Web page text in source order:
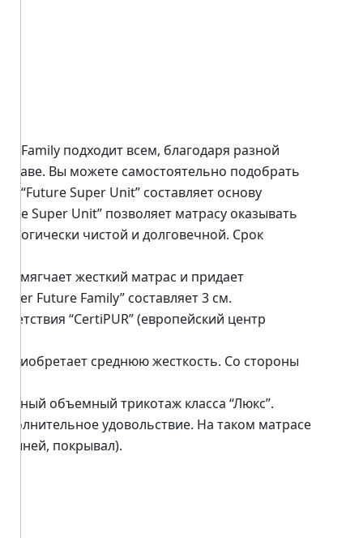
Family подходит всем, благодаря разной
Вы можете самостоятельно подобрать
“Future Super Unit” составляет основу
Super Unit” позволяет матрасу оказывать
чистой и долговечной. Срок
смягчает жесткий матрас и придает
Future Family” составляет 3 см.
“CertiPUR” (европейский центр
среднюю жесткость. Со стороны
объемный трикотаж класса “Люкс”.
удовольствие. На таком матрасе
покрывал).